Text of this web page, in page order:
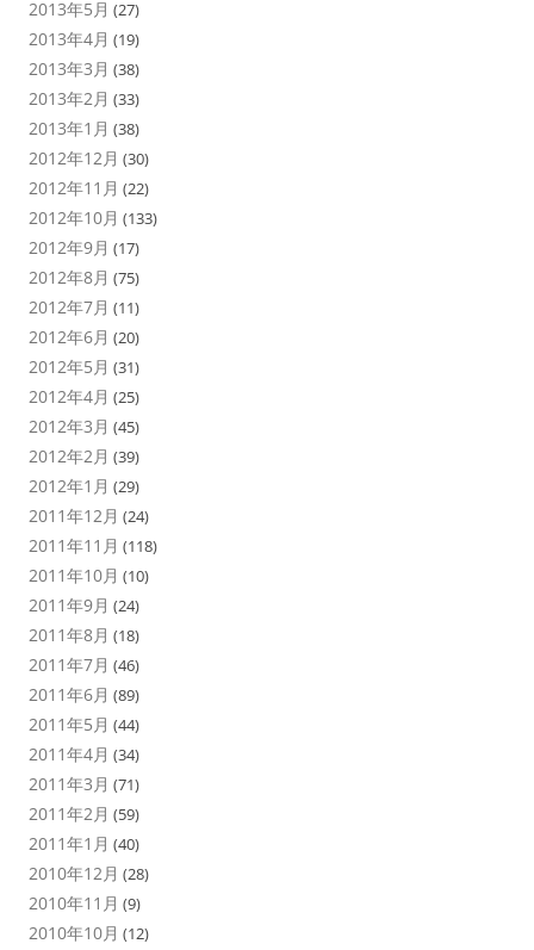
2013年5月 (27)
2013年4月 (19)
2013年3月 (38)
2013年2月 (33)
2013年1月 (38)
2012年12月 (30)
2012年11月 (22)
2012年10月 (133)
2012年9月 (17)
2012年8月 (75)
2012年7月 (11)
2012年6月 (20)
2012年5月 (31)
2012年4月 (25)
2012年3月 (45)
2012年2月 (39)
2012年1月 (29)
2011年12月 (24)
2011年11月 (118)
2011年10月 (10)
2011年9月 (24)
2011年8月 (18)
2011年7月 (46)
2011年6月 (89)
2011年5月 (44)
2011年4月 (34)
2011年3月 (71)
2011年2月 (59)
2011年1月 (40)
2010年12月 (28)
2010年11月 (9)
2010年10月 (12)